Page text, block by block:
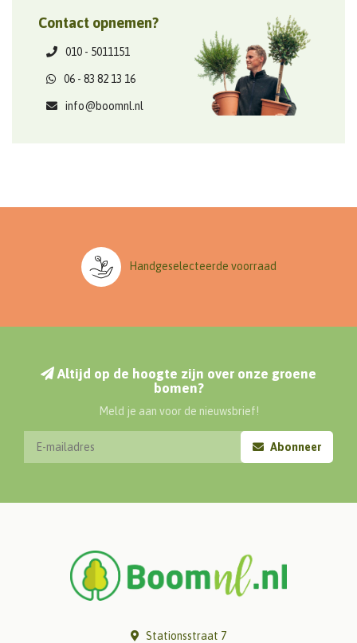
Contact opnemen?
010 - 5011151
06 - 83 82 13 16
info@boomnl.nl
Handgeselecteerde voorraad
Altijd op de hoogte zijn over onze groene
bomen?
Meld je aan voor de nieuwsbrief!
Abonneer
Stationsstraat 7